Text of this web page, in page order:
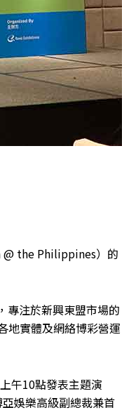
@ the Philippines）的
專注於新興東盟市場的
地實體及網絡博彩營運
午10點發表主題演
娛樂高級副總裁兼首